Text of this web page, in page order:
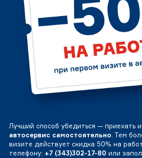
Лучший способ убедиться — приехать и
автосервис самостоятельно. Тем
визите действует скидка 50% на
телефону: +7 (343)302-17-80 или